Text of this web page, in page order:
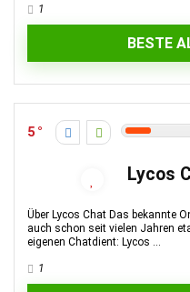
1
BESTE
5
Lycos
Über Lycos Chat Das bekannte
auch schon seit vielen Jahren
eigenen Chatdient: Lycos ...
1